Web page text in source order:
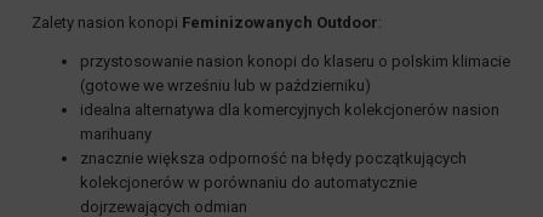
Zalety nasion konopi Feminizowanych Outdoor:
przystosowanie nasion konopi do klaseru o polskim klimacie
(gotowe we wrześniu lub w październiku)
idealna alternatywa dla komercyjnych kolekcjonerów nasion
marihuany
znacznie większa odporność na błędy początkujących
kolekcjonerów w porównaniu do automatycznie
dojrzewających odmian